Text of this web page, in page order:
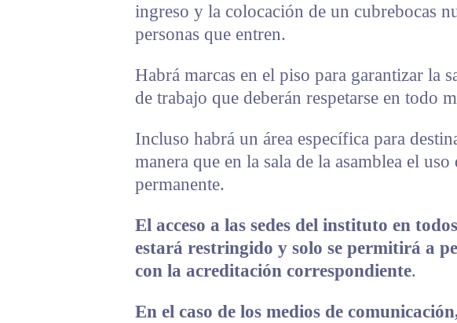
ingreso y la colocación de un cubrebocas
personas que entren.
Habrá marcas en el piso para garantizar la
de trabajo que deberán respetarse en todo
Incluso habrá un área específica para
manera que en la sala de la asamblea el uso
permanente.
El acceso a las sedes del instituto en
estará restringido y solo se permitirá a
con la acreditación correspondiente.
En el caso de los medios de